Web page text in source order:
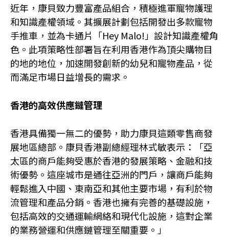
近年，康貝致力豐富產品組合，積極進軍寵物護理
和知識產權領域。其擴展計劃包括開發出多款寵物
手推車，並為卡通片「Hey Malo!」設計知識產權角
色。此項策略性部署旨在利用香港作為頂尖購物目
的地的地位，加速開發創新的幼兒和寵物產品，從
而滿足市場日益增長的需求。
香港的高效供應鏈管理
香港具備獨一無二的優勢，助力康貝這類零售商發
展地區總部。康貝香港副總經理林式敏表示：「亞
太區的商戶能夠受惠於香港的發展策略、金融和技
術優勢。這座城市是通往亞洲的門戶，讓商戶能夠
輕鬆進入中國、東南亞和其他主要市場，有利於物
流管理和產品分銷。香港也擁有完善的基礎設施，
包括高效的交通運輸網絡和現代化設施，這對企業
的業務營運和供應鏈管理至關重要。」